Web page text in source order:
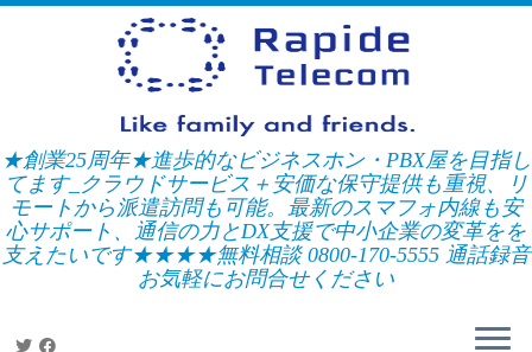
Skip
★創業25周年★進歩的なビジネスホン・PBX屋を目指し
てます_クラウドサービス＋安価な保守提供も重視、リ
モートから派遣訪問も可能。最新のスマフォ内線も安
心サポート、通信の力とDX支援で中小企業の変革をを
支えたいです★★★★無料相談 0800-170-5555 通話録音
お気軽にお問合せください